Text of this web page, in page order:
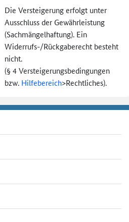
Die Versteigerung erfolgt unter
Ausschluss der Gewährleistung
(Sachmängel­haftung). Ein
Widerrufs-/Rückgaberecht besteht
nicht.
(§ 4 Versteigerungs­bedingungen
bzw. Hilfebereich>Rechtliches).